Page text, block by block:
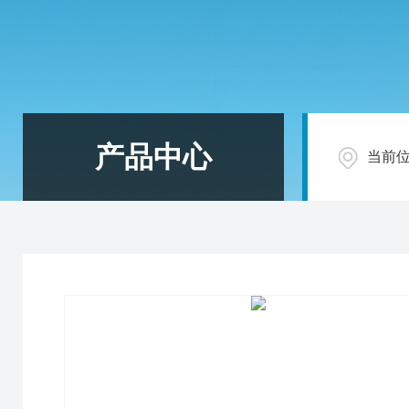
产品中心 当前